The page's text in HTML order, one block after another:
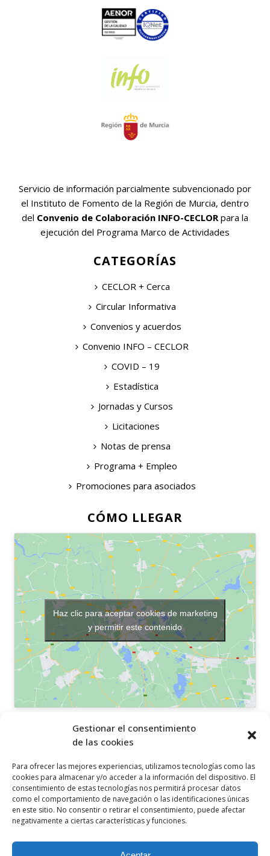
Gestionar el consentimiento
de las cookies
Para ofrecer las mejores experiencias, utilizamos tecnologías como las
cookies para almacenar y/o acceder a la información del dispositivo. El
consentimiento de estas tecnologías nos permitirá procesar datos
como el comportamiento de navegación o las identificaciones únicas
en este sitio. No consentir o retirar el consentimiento, puede afectar
negativamente a ciertas características y funciones.
Servicio de información parcialmente subvencionado por
el Instituto de Fomento de la Región de Murcia, dentro
del Convenio de Colaboración INFO-CECLOR para la
ejecución del Programa Marco de Actividades
CATEGORÍAS
CECLOR + Cerca
Circular Informativa
Convenios y acuerdos
Convenio INFO – CECLOR
COVID – 19
Estadística
Jornadas y Cursos
Licitaciones
Notas de prensa
Programa + Empleo
Promociones para asociados
CÓMO LLEGAR
Haz clic para aceptar cookies de marketing
y permitir este contenido
OTROS ENLACES
Política de cookies
Aviso legal
Canal ético
SÍGUENOS EN